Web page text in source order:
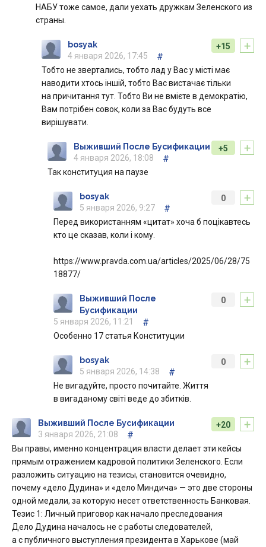
НАБУ тоже самое, дали уехать дружкам Зеленского из
страны.
+
+15
bosyak
4 января 2026, 17:45
#
Тобто не звертались, тобто лад у Вас у місті має
наводити хтось іншій, тобто Вас вистачає тільки
на причитання тут. Тобто Ви не вмієте в демократію,
Вам потрібен совок, коли за Вас будуть все
вирішувати.
+
+5
Выживший После Бусификации
4 января 2026, 18:08
#
Так конституция на паузе
+
0
bosyak
5 января 2026, 9:27
#
Перед використанням «цитат» хоча б поцікавтесь
кто це сказав, коли і кому.
https://www.pravda.com.ua/articles/2025/06/28/75
18877/
+
0
Выживший После
Бусификации
5 января 2026, 11:21
#
Особенно 17 статья Конституции
+
0
bosyak
5 января 2026, 14:38
#
Не вигадуйте, просто почитайте. Життя
в вигаданому світі веде до збитків.
+
+20
Выживший После Бусификации
3 января 2026, 21:08
#
Вы правы, именно концентрация власти делает эти кейсы
прямым отражением кадровой политики Зеленского. Если
разложить ситуацию на тезисы, становится очевидно,
почему «дело Дудина» и «дело Миндича» — это две стороны
одной медали, за которую несет ответственность Банковая.
Тезис 1: Личный приговор как начало преследования
Дело Дудина началось не с работы следователей,
а с публичного выступления президента в Харькове (май